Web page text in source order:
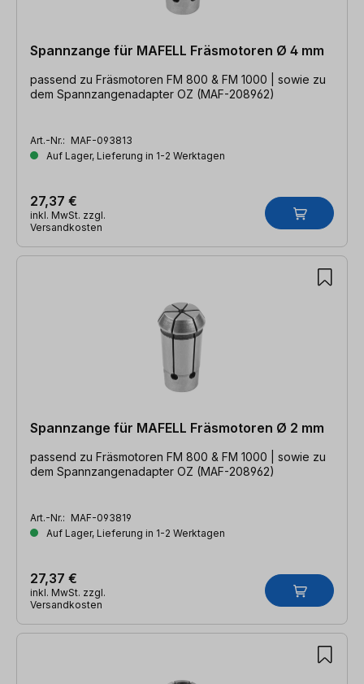
Spannzange für MAFELL Fräsmotoren Ø 4 mm
passend zu Fräsmotoren FM 800 & FM 1000 | sowie zu
dem Spannzangenadapter OZ (MAF-208962)
Art.-Nr.: MAF-093813
Auf Lager, Lieferung in 1-2 Werktagen
27,37 €
inkl. MwSt. zzgl.
Versandkosten
Spannzange für MAFELL Fräsmotoren Ø 2 mm
passend zu Fräsmotoren FM 800 & FM 1000 | sowie zu
dem Spannzangenadapter OZ (MAF-208962)
Art.-Nr.: MAF-093819
Auf Lager, Lieferung in 1-2 Werktagen
27,37 €
inkl. MwSt. zzgl.
Versandkosten